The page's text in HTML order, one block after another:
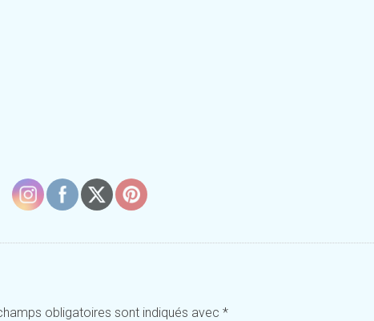
obligatoires sont indiqués avec *